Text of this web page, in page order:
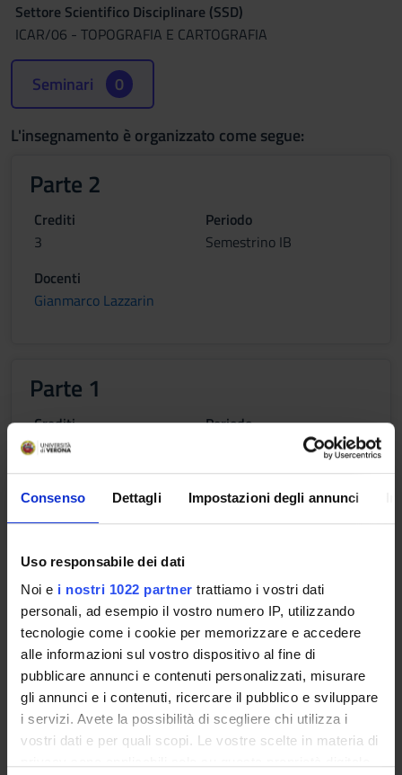
Consenso Dettagli Impostazioni degli annunci
Uso responsabile dei dati
Noi e i nostri 1022 partner trattiamo i vostri dati
personali, ad esempio il vostro numero IP, utilizzando
tecnologie come i cookie per memorizzare e accedere
alle informazioni sul vostro dispositivo al fine di
pubblicare annunci e contenuti personalizzati, misurare
gli annunci e i contenuti, ricercare il pubblico e sviluppare
i servizi. Avete la possibilità di scegliere chi utilizza i
vostri dati e per quali scopi. Le vostre scelte in materia di
Settore Scientifico Disciplinare (SSD)
ICAR/06 - TOPOGRAFIA E CARTOGRAFIA
Seminari 0
L'insegnamento è organizzato come segue:
Parte 2
Crediti
3
Periodo
Semestrino IB
Docenti
Gianmarco Lazzarin
Parte 1
Crediti
3
Periodo
Silvino Salgaro
Obiettivi formativi
Nell'ambito del corso saranno descritte le principali
caratteristiche della cartografia digitale ed evidenziate le
differenze e peculiarità della rappresentazione raster e
vettoriale della stessa; saranno poi introdotti i sistemi
informativi geografici e i relativi campi di applicazione e di
ricerca. Saranno illustrate le principali caratteristiche dei
software GIS più diffusi, con esemplificazioni di editing e